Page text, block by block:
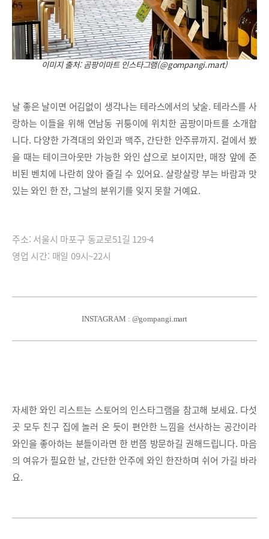
이미지 출처: 곰팡이마트 인스타그램(@gompangi.mart)
날 좋은 날이면 어김없이 생각나는 테라스에서의 낮술. 테라스를 사
랑하는 이들을 위해 연남동 귀퉁이에 위치한 곰팡이마트를 소개합
니다. 다양한 가격대의 와인과 맥주, 간단한 안주류까지. 겉에서 봤
을 때는 테이크아웃만 가능한 와인 샵으로 보이지만, 매장 앞에 준
비된 벤치에 나란히 앉아 즐길 수 있어요. 살랑살랑 부는 바람과 맛
있는 와인 한 잔, 그날의 분위기를 잊지 못할 거예요.
주소: 서울시 마포구 동교로51길 129-4
영업 시간: 매일 09시~22시
INSTAGRAM : @gompangi.mart
자세한 와인 리스트는 스토어의 인스타그램을 참고해 보세요. 다섯
곳 모두 친구 집에 놀러 온 듯이 편안한 느낌을 선사하는 공간이라
와인을 좋아하는 분들이라면 한 번쯤 방문하길 권해드립니다. 마음
의 여유가 필요한 날, 간단한 안주에 와인 한잔하며 쉬어 가길 바라
요.